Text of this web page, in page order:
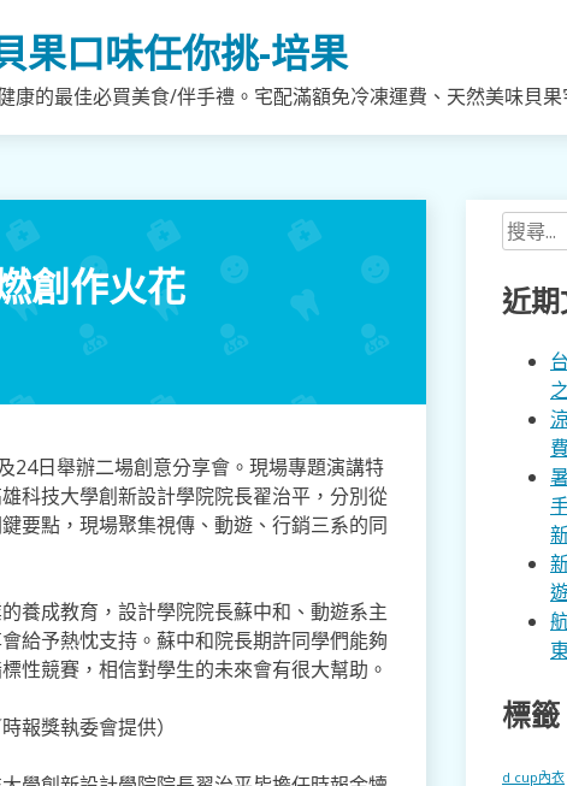
果口味任你挑-培果
的最佳必買美食/伴手禮。宅配滿額免冷凍運費、天然美味貝果
創作火花
24日舉辦二場創意分享會。現場專題演講特
科技大學創新設計學院院長翟治平，分別從
要點，現場聚集視傳、動遊、行銷三系的同
養成教育，設計學院院長蘇中和、動遊系主
給予熱忱支持。蘇中和院長期許同學們能夠
性競賽，相信對學生的未來會有很大幫助。
報獎執委會提供）
搜
尋
關
鍵
近
標籤
d cup內衣